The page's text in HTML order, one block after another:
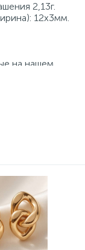
2,13г.
12х3мм.
на нашем
а также
за